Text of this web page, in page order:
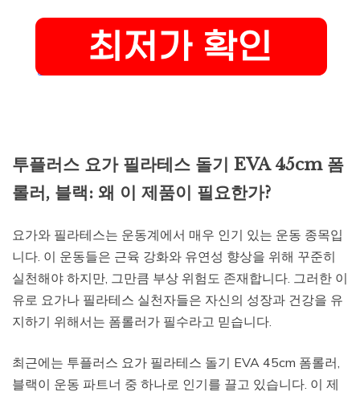
투플러스 요가 필라테스 돌기 EVA 45cm 폼
롤러, 블랙: 왜 이 제품이 필요한가?
요가와 필라테스는 운동계에서 매우 인기 있는 운동 종목입
니다. 이 운동들은 근육 강화와 유연성 향상을 위해 꾸준히
실천해야 하지만, 그만큼 부상 위험도 존재합니다. 그러한 이
유로 요가나 필라테스 실천자들은 자신의 성장과 건강을 유
지하기 위해서는 폼롤러가 필수라고 믿습니다.
최근에는 투플러스 요가 필라테스 돌기 EVA 45cm 폼롤러,
블랙이 운동 파트너 중 하나로 인기를 끌고 있습니다. 이 제